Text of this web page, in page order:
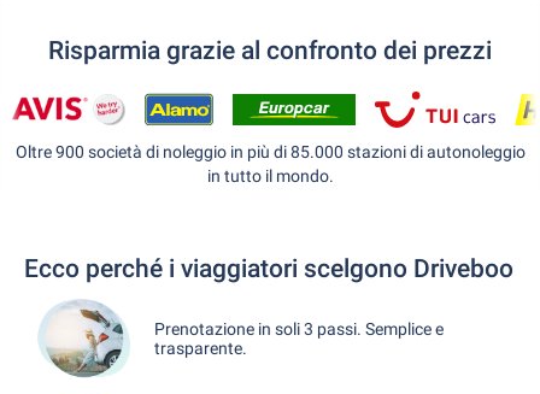
Risparmia grazie al confronto dei prezzi
Oltre 900 società di noleggio in più di 85.000 stazioni di autonoleggio
in tutto il mondo.
Ecco perché i viaggiatori scelgono Driveboo
Prenotazione in soli 3 passi. Semplice e
trasparente.